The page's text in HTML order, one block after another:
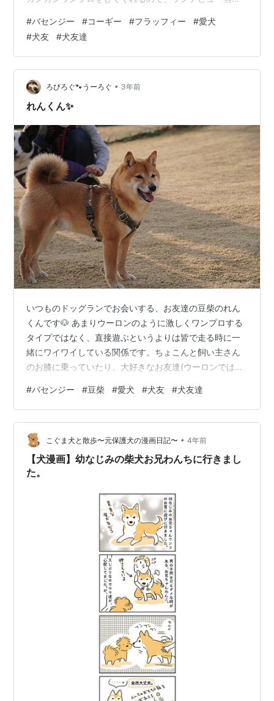
ーという長毛のコーギーちゃんで、稀にたまたま短毛の
コに混じって産まれるらしく、私もお会いするのは初め
てでした。 触り心地がフワッッフワで本当に気持ちい
い… 私の中のコーギーちゃんの概念を覆させられるモフ
モフ感です😂嬉しそうに人にも寄ってきてくれるので、
いつも会うと笑顔とフワフワ、勝手に見…
#バセンジー #コーギー #フラッフィー #愛犬
#犬友 #犬友達
ろびろぐ🐾うーろぐ • 3年前
れんくん✨
いつものドッグランでお会いする、お友達の豆柴のれん
くんです🐶 あまりウーロンのように激しくワンプロする
タイプではなく、直接遊ぶというよりは皆で走る時に一
緒にワイワイしている関係です。ちょこんと飼い主さん
のお膝に乗っていたり、大好きなお友達(ウーロンではな
いろんなお顔を見せてくれるコです💕柴ちゃんらしくあ
まり人に媚びない分、たまに撫でさせてもらえるのが私
は幸せです😂
#バセンジー #豆柴 #愛犬 #犬友 #犬友達
こぐま犬と散歩〜元保護犬の漫画日記〜 • 4年前
【犬漫画】幼なじみの柴犬お兄わんちに行きまし
た。